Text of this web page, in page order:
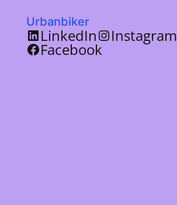
Urbanbiker
LinkedIn Instagram
Facebook